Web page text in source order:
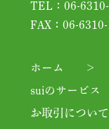
TEL：06-6310-
FAX：06-
ホーム
suiのサービス
お取引について